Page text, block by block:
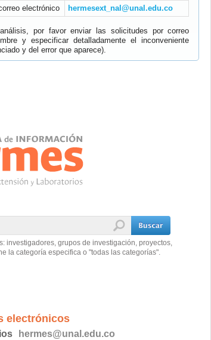
electrónico hermesext_nal@unal.edu.co
por favor enviar las solicitudes por correo
y especificar detalladamente el inconveniente
y del error que aparece).
investigadores, grupos de investigación, proyectos,
la categoría especifica o "todas las categorías".
electrónicos
hermes@unal.edu.co